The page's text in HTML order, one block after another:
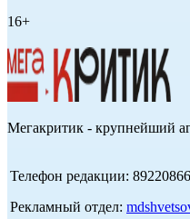
16+
Мегакритик - крупнейший
Телефон редакции:
Рекламный отдел: